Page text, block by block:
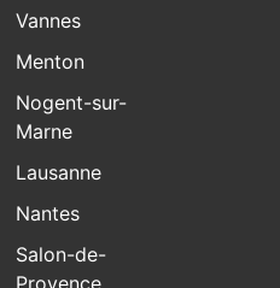
Vannes
Menton
Nogent-sur-
Marne
Lausanne
Nantes
Salon-de-